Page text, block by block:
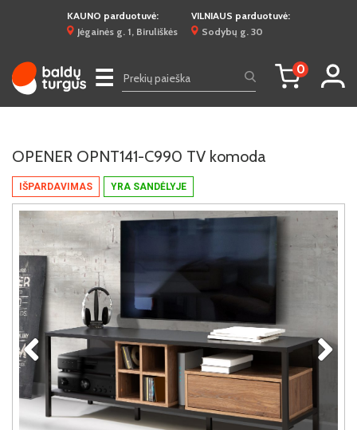
KAUNO parduotuvė:
Jėgainės g. 1, Biruliškės
VILNIAUS parduotuvė:
Sodybų g. 30
☰ 0
IŠPARDAVIMAS YRA SANDĖLYJE
OPENER OPNT141-C990 TV komoda